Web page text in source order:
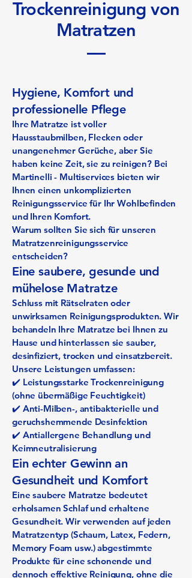
Trockenreinigung von
Matratzen
Hygiene, Komfort und
professionelle Pflege
Ihre Matratze ist voller
Hausstaubmilben, Flecken oder
unangenehmer Gerüche, aber Sie
haben keine Zeit, sie zu reinigen? Bei
Martinelli - Multiservices bieten wir
Ihnen einen unkomplizierten
Reinigungsservice für Ihr Wohlbefinden
und Ihren Komfort.
Warum sollten Sie sich für unseren
Matratzenreinigungsservice
entscheiden?
Eine saubere, gesunde und
mühelose Matratze
Schluss mit Rätselraten oder
unwirksamen Reinigungsprodukten. Wir
behandeln Ihre Matratze bei Ihnen zu
Hause und hinterlassen sie sauber,
desinfiziert, trocken und einsatzbereit.
Unsere Leistungen umfassen:
✔️ Leistungsstarke Trockenreinigung
(ohne übermäßige Feuchtigkeit)
✔️ Anti-Milben-, antibakterielle und
geruchshemmende Desinfektion
✔️ Antiallergene Behandlung und
Keimneutralisierung
Ein echter Gewinn an
Gesundheit und Komfort
Eine saubere Matratze bedeutet
erholsamen Schlaf und erhaltene
Gesundheit. Wir verwenden auf jeden
Matratzentyp (Schaum, Latex, Federn,
Memory Foam usw.) abgestimmte
Produkte für eine schonende und
dennoch effektive Reinigung, ohne die